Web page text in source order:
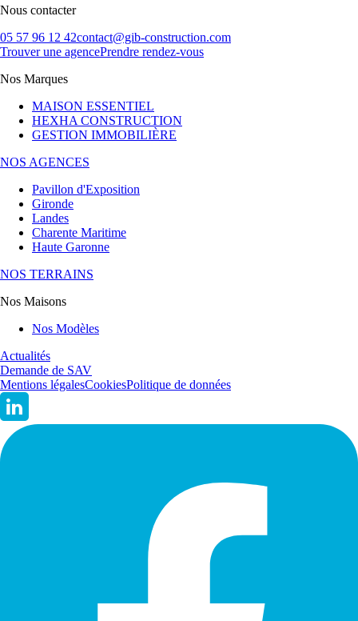
Nous contacter
05 57 96 12 42contact@gib-construction.com
Trouver une agencePrendre rendez-vous
Nos Marques
MAISON ESSENTIEL
HEXHA CONSTRUCTION
GESTION IMMOBILIÈRE
NOS AGENCES
Pavillon d'Exposition
Gironde
Landes
Charente Maritime
Haute Garonne
NOS TERRAINS
Nos Maisons
Nos Modèles
Actualités
Demande de SAV
Mentions légalesCookiesPolitique de données